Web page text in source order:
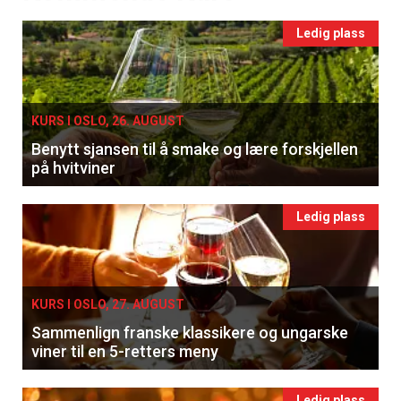
Ledig plass
KURS I OSLO, 26. AUGUST
Benytt sjansen til å smake og lære forskjellen
på hvitviner
Ledig plass
KURS I OSLO, 27. AUGUST
Sammenlign franske klassikere og ungarske
viner til en 5-retters meny